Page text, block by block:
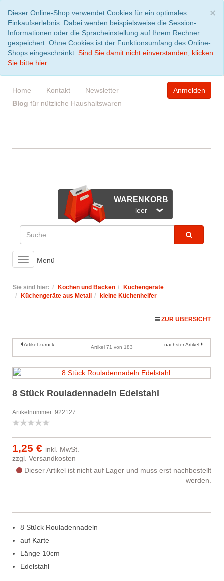
×
Dieser Online-Shop verwendet Cookies für ein optimales
Einkaufserlebnis. Dabei werden beispielsweise die Session-
Informationen oder die Spracheinstellung auf Ihrem Rechner
gespeichert. Ohne Cookies ist der Funktionsumfang des Online-
Shops eingeschränkt. Sind Sie damit nicht einverstanden, klicken
Sie bitte hier.
Home Kontakt
Newsletter
Blog für nützliche Haushaltswaren
Anmelden
WARENKORB
leer
Toggle
navigation
Menü
Sie sind hier: Kochen und Backen
Küchengeräte
Küchengeräte aus Metall
kleine Küchenhelfer
ZUR ÜBERSICHT
Artikel zurück Artikel 71 von 183 nächster Artikel
8 Stück Rouladennadeln Edelstahl
Artikelnummer: 922127
1,25 € inkl. MwSt.
zzgl. Versandkosten
Dieser Artikel ist nicht auf Lager und muss erst nachbestellt
werden.
8 Stück Rouladennadeln
auf Karte
Länge 10cm
Edelstahl